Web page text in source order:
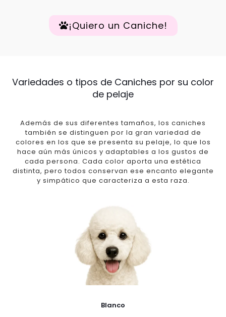
¡Quiero un Caniche!
Variedades o tipos de Caniches por su color
de pelaje
Además de sus diferentes tamaños, los caniches
también se distinguen por la gran variedad de
colores en los que se presenta su pelaje, lo que los
hace aún más únicos y adaptables a los gustos de
cada persona. Cada color aporta una estética
distinta, pero todos conservan ese encanto elegante
y simpático que caracteriza a esta raza.
Blanco